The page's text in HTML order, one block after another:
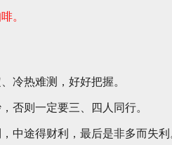
。
冷热难测，好好把握。
否则一定要三、四人同行。
中途得财利，最后是非多而失利